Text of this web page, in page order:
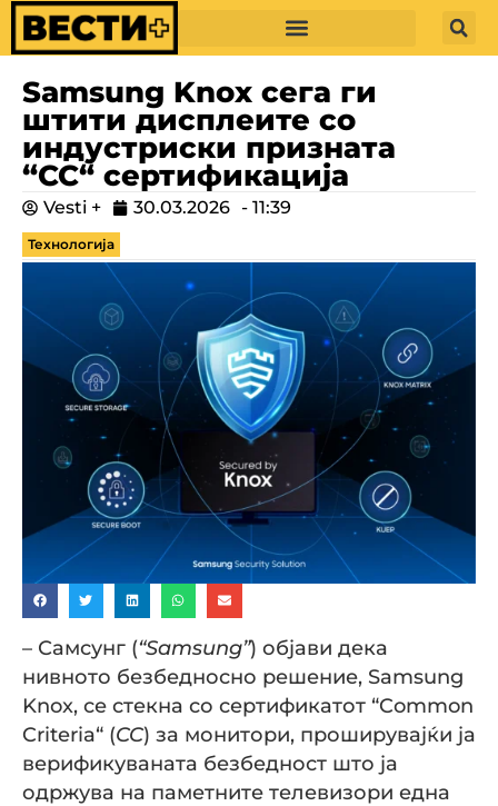
Samsung Knox сега ги
штити дисплеите со
индустриски призната
“CC“ сертификација
Vesti + 30.03.2026 - 11:39
Технологија
– Самсунг (“Samsung”) објави дека
нивното безбедносно решение, Samsung
Knox, се стекна со сертификатот “Common
Criteria“ (CC) за монитори, проширувајќи ја
верификуваната безбедност што ја
одржува на паметните телевизори една